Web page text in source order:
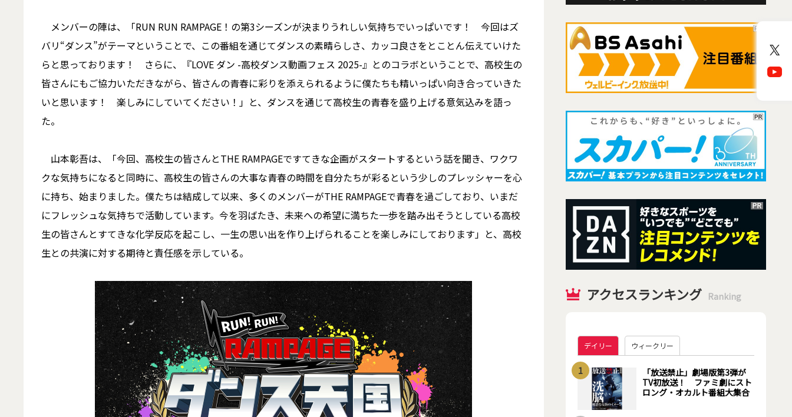
メンバーの陣は、「RUN RUN RAMPAGE！の第3シーズンが決まりうれしい気持ちでいっぱいです！ 今回はズ
バリ“ダンス”がテーマということで、この番組を通じてダンスの素晴らしさ、カッコ良さをとことん伝えていけた
らと思っております！ さらに、『LOVE ダン -高校ダンス動画フェス 2025-』とのコラボということで、高校生の
皆さんにもご協力いただきながら、皆さんの青春に彩りを添えられるように僕たちも精いっぱい向き合っていきた
いと思います！ 楽しみにしていてください！」と、ダンスを通じて高校生の青春を盛り上げる意気込みを語っ
た。
山本彰吾は、「今回、高校生の皆さんとTHE RAMPAGEですてきな企画がスタートするという話を聞き、ワクワ
クな気持ちになると同時に、高校生の皆さんの大事な青春の時間を自分たちが彩るという少しのプレッシャーを心
に持ち、始まりました。僕たちは結成して以来、多くのメンバーがTHE RAMPAGEで青春を過ごしており、いまだ
にフレッシュな気持ちで活動しています。今を羽ばたき、未来への希望に満ちた一歩を踏み出そうとしている高校
生の皆さんとすてきな化学反応を起こし、一生の思い出を作り上げられることを楽しみにしております」と、高校
生との共演に対する期待と責任感を示している。
アクセスランキング Ranking
デイリー ウィークリー
1
「放送禁止」劇場版第3弾が
TV初放送！ ファミ劇にスト
ロング・オカルト番組大集合